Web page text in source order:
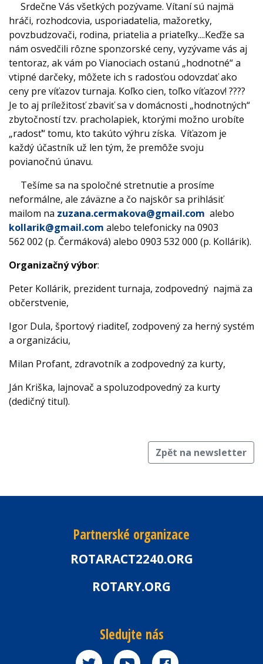
Srdečne Vás všetkých pozývame. Vítaní sú najmä
hráči, rozhodcovia, usporiadatelia, mažoretky,
povzbudzovači, rodina, priatelia a priateľky....Keďže sa
nám osvedčili rôzne sponzorské ceny, vyzývame vás aj
tentoraz, ak vám po Vianociach ostanú „hodnotné“ a
vtipné darčeky, môžete ich s radosťou odovzdať ako
ceny pre víťazov turnaja. Koľko cien, toľko víťazov! ????
Je to aj príležitosť zbaviť sa v domácnosti „hodnotných“
zbytočností tzv. pracholapiek, ktorými možno urobíte
„radosť“ tomu, kto takúto výhru získa. Víťazom je
každý účastník už len tým, že premôže svoju
povianočnú únavu.
Tešíme sa na spoločné stretnutie a prosíme
neformálne, ale záväzne a čo najskôr sa prihlásiť
mailom na zuzana.cermakova@gmail.com alebo
kollarik@gmail.com alebo telefonicky na 0903
562 002 (p. Čermáková) alebo 0903 532 000 (p. Kollárik).
Organizačný výbor:
Peter Kollárik, prezident turnaja, zodpovedný najmä za
občerstvenie,
Igor Dula, športový riaditeľ, zodpovený za herný systém
a organizáciu,
Milan Profant, zdravotník a zodpovedný za kurty,
Ján Kriška, lajnovač a spoluzodpovedný za kurty
(dedičný titul).
Zpět na newsletter
Partnerské organizace
ROTARACT2240.ORG
ROTARY.ORG
Sledujte nás